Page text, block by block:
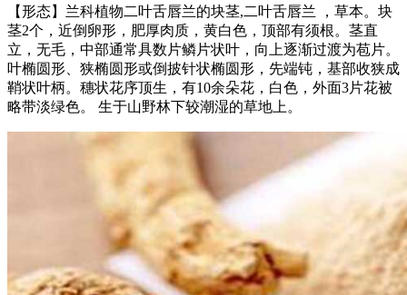
【形态】兰科植物二叶舌唇兰的块茎,二叶舌唇兰 ，草本。块
茎2个，近倒卵形，肥厚肉质，黄白色，顶部有须根。茎直
立，无毛，中部通常具数片鳞片状叶，向上逐渐过渡为苞片。
叶椭圆形、狭椭圆形或倒披针状椭圆形，先端钝，基部收狭成
鞘状叶柄。穗状花序顶生，有10余朵花，白色，外面3片花被
略带淡绿色。 生于山野林下较潮湿的草地上。